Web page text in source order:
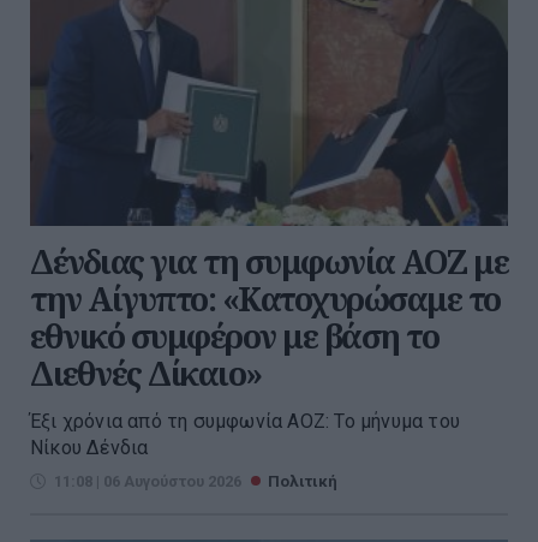
Δένδιας για τη συμφωνία ΑΟΖ με
την Αίγυπτο: «Κατοχυρώσαμε το
εθνικό συμφέρον με βάση το
Διεθνές Δίκαιο»
Έξι χρόνια από τη συμφωνία ΑΟΖ: Το μήνυμα του
Νίκου Δένδια
11:08 | 06 Αυγούστου 2026 Πολιτική